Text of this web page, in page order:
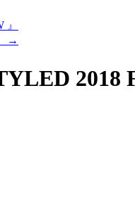
』
→
2018